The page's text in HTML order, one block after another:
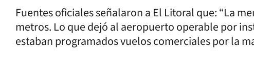
Fuentes oficiales señalaron a El Litoral que: “La
metros. Lo que dejó al aeropuerto operable por
estaban programados vuelos comerciales por la